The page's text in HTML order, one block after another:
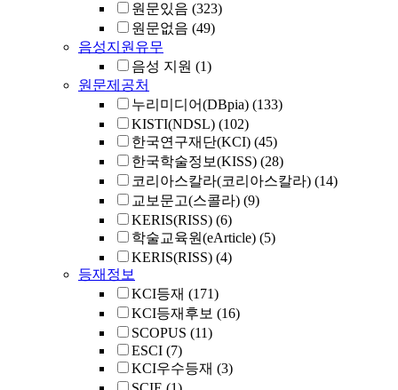
원문있음 (323)
원문없음 (49)
음성지원유무
음성 지원 (1)
원문제공처
누리미디어(DBpia) (133)
KISTI(NDSL) (102)
한국연구재단(KCI) (45)
한국학술정보(KISS) (28)
코리아스칼라(코리아스칼라) (14)
교보문고(스콜라) (9)
KERIS(RISS) (6)
학술교육원(eArticle) (5)
KERIS(RISS) (4)
등재정보
KCI등재 (171)
KCI등재후보 (16)
SCOPUS (11)
ESCI (7)
KCI우수등재 (3)